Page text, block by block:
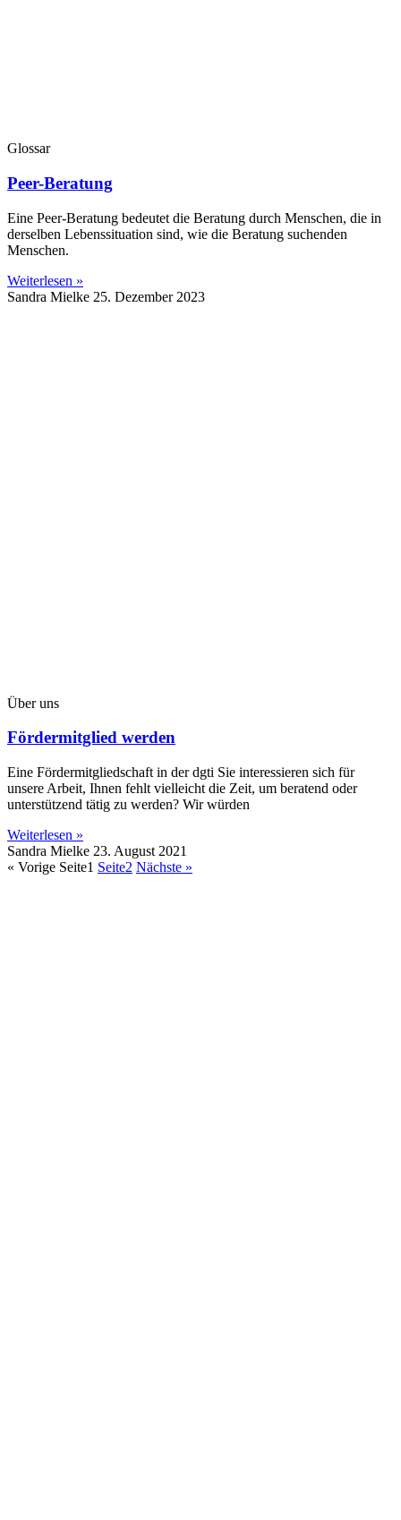
Glossar
Peer-Beratung
Eine Peer-Beratung bedeutet die Beratung durch Menschen, die in
derselben Lebenssituation sind, wie die Beratung suchenden
Menschen.
Weiterlesen »
Sandra Mielke 25. Dezember 2023
Über uns
Fördermitglied werden
Eine Fördermitgliedschaft in der dgti Sie interessieren sich für
unsere Arbeit, Ihnen fehlt vielleicht die Zeit, um beratend oder
unterstützend tätig zu werden? Wir würden
Weiterlesen »
Sandra Mielke 23. August 2021
« Vorige Seite1 Seite2 Nächste »